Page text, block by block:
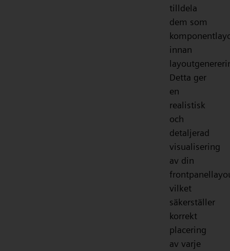
tilldela
dem som
innan
Detta ger
en
realistisk
och
detaljerad
visualisering
av din
vilket
säkerställer
korrekt
placering
av varje